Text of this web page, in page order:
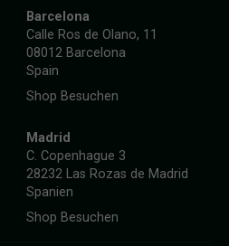
Barcelona
Calle Ros de Olano, 11
08012 Barcelona
Spain
Shop Besuchen
Madrid
C. Copenhague 3
28232 Las Rozas de Madrid
Spanien
Shop Besuchen